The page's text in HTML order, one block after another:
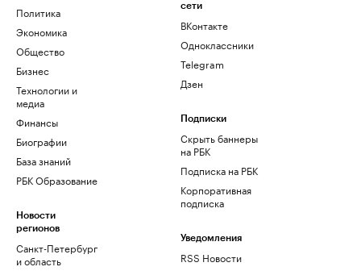
Политика
Экономика
Общество
Бизнес
Технологии и
медиа
Финансы
Биографии
База знаний
РБК Образование
Новости
регионов
Санкт-Петербург
и область
сети
ВКонтакте
Одноклассники
Telegram
Дзен
Подписки
Скрыть баннеры
на РБК
Подписка на РБК
Корпоративная
подписка
Уведомления
RSS Новости